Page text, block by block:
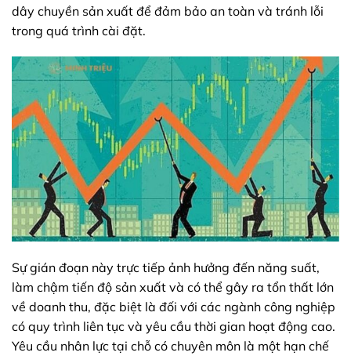
dây chuyền sản xuất để đảm bảo an toàn và tránh lỗi
trong quá trình cài đặt.
Sự gián đoạn này trực tiếp ảnh hưởng đến năng suất,
làm chậm tiến độ sản xuất và có thể gây ra tổn thất lớn
về doanh thu, đặc biệt là đối với các ngành công nghiệp
có quy trình liên tục và yêu cầu thời gian hoạt động cao.
Yêu cầu nhân lực tại chỗ có chuyên môn là một hạn chế